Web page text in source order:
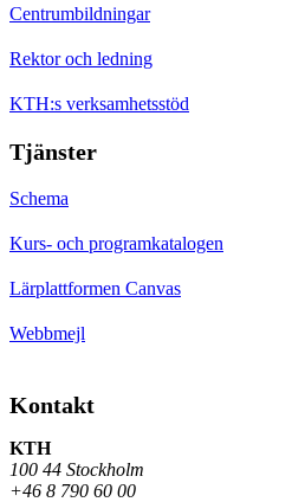
Centrumbildningar
Rektor och ledning
KTH:s verksamhetsstöd
Tjänster
Schema
Kurs- och programkatalogen
Lärplattformen Canvas
Webbmejl
Kontakt
KTH
100 44 Stockholm
+46 8 790 60 00